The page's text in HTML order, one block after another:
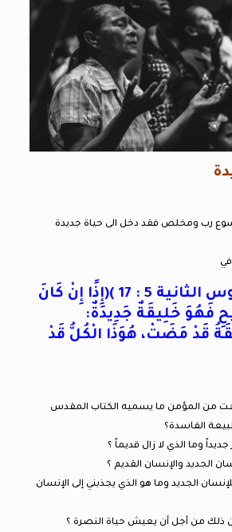
رب ومخلص فقد دخل الى حياة جديدة
( رسالة كورنثوس الثانية 5 : 17 )(إِذًا إِنْ كَانَ
فَهُوَ خَلِيقَةٌ جَدِيدَةٌ:
قَدْ مَضَتْ، هُوَذَا الْكُلُّ قَدْ
من المؤمن ما يسميه الكتاب المقدس
الفاسدة؟
وما الذي لا زال قديماً ؟
الجديد والإنسان القديم ؟
الجديد وما هو الذي يجذبني إلى الإنسان
ذلك من أجل أن يعيش حياة النصرة ؟